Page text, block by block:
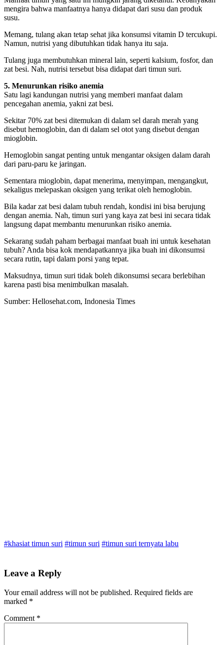
mengira bahwa manfaatnya hanya didapat dari susu dan produk
susu.
Memang, tulang akan tetap sehat jika konsumsi vitamin D tercukupi.
Namun, nutrisi yang dibutuhkan tidak hanya itu saja.
Tulang juga membutuhkan mineral lain, seperti kalsium, fosfor, dan
zat besi. Nah, nutrisi tersebut bisa didapat dari timun suri.
5. Menurunkan risiko anemia
Satu lagi kandungan nutrisi yang memberi manfaat dalam
pencegahan anemia, yakni zat besi.
Sekitar 70% zat besi ditemukan di dalam sel darah merah yang
disebut hemoglobin, dan di dalam sel otot yang disebut dengan
mioglobin.
Hemoglobin sangat penting untuk mengantar oksigen dalam darah
dari paru-paru ke jaringan.
Sementara mioglobin, dapat menerima, menyimpan, mengangkut,
sekaligus melepaskan oksigen yang terikat oleh hemoglobin.
Bila kadar zat besi dalam tubuh rendah, kondisi ini bisa berujung
dengan anemia. Nah, timun suri yang kaya zat besi ini secara tidak
langsung dapat membantu menurunkan risiko anemia.
Sekarang sudah paham berbagai manfaat buah ini untuk kesehatan
tubuh? Anda bisa kok mendapatkannya jika buah ini dikonsumsi
secara rutin, tapi dalam porsi yang tepat.
Maksudnya, timun suri tidak boleh dikonsumsi secara berlebihan
karena pasti bisa menimbulkan masalah.
Sumber: Hellosehat.com, Indonesia Times
#khasiat timun suri #timun suri #timun suri ternyata labu
Leave a Reply
Your email address will not be published. Required fields are
marked *
Comment *